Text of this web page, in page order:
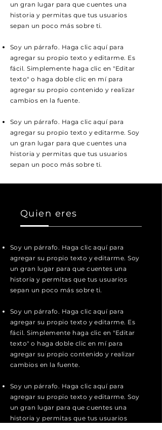
un gran lugar para que cuentes una
historia y permitas que tus usuarios
sepan un poco más sobre ti.
Soy un párrafo. Haga clic aquí para
agregar su propio texto y editarme. Es
fácil. Simplemente haga clic en "Editar
texto" o haga doble clic en mí para
agregar su propio contenido y realizar
cambios en la fuente.
Soy un párrafo. Haga clic aquí para
agregar su propio texto y editarme. Soy
un gran lugar para que cuentes una
historia y permitas que tus usuarios
sepan un poco más sobre ti.
Quien eres
Soy un párrafo. Haga clic aquí para
agregar su propio texto y editarme. Soy
un gran lugar para que cuentes una
historia y permitas que tus usuarios
sepan un poco más sobre ti.
Soy un párrafo. Haga clic aquí para
agregar su propio texto y editarme. Es
fácil. Simplemente haga clic en "Editar
texto" o haga doble clic en mí para
agregar su propio contenido y realizar
cambios en la fuente.
Soy un párrafo. Haga clic aquí para
agregar su propio texto y editarme. Soy
un gran lugar para que cuentes una
historia y permitas que tus usuarios